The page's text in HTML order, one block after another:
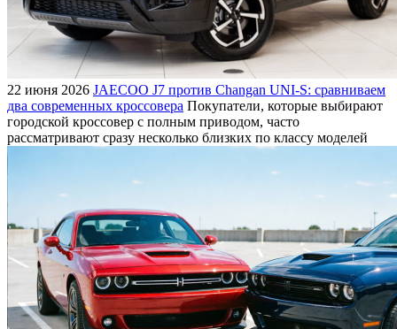
22 июня 2026 JAECOO J7 против Changan UNI-S: сравниваем
два современных кроссовера Покупатели, которые выбирают
городской кроссовер с полным приводом, часто
рассматривают сразу несколько близких по классу моделей